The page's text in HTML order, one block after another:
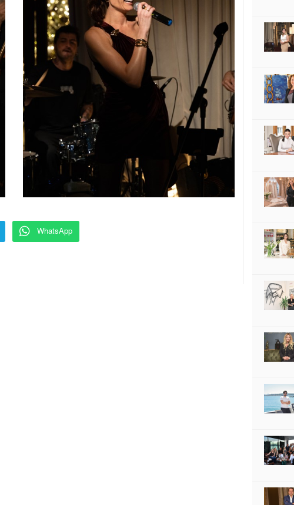
WhatsApp